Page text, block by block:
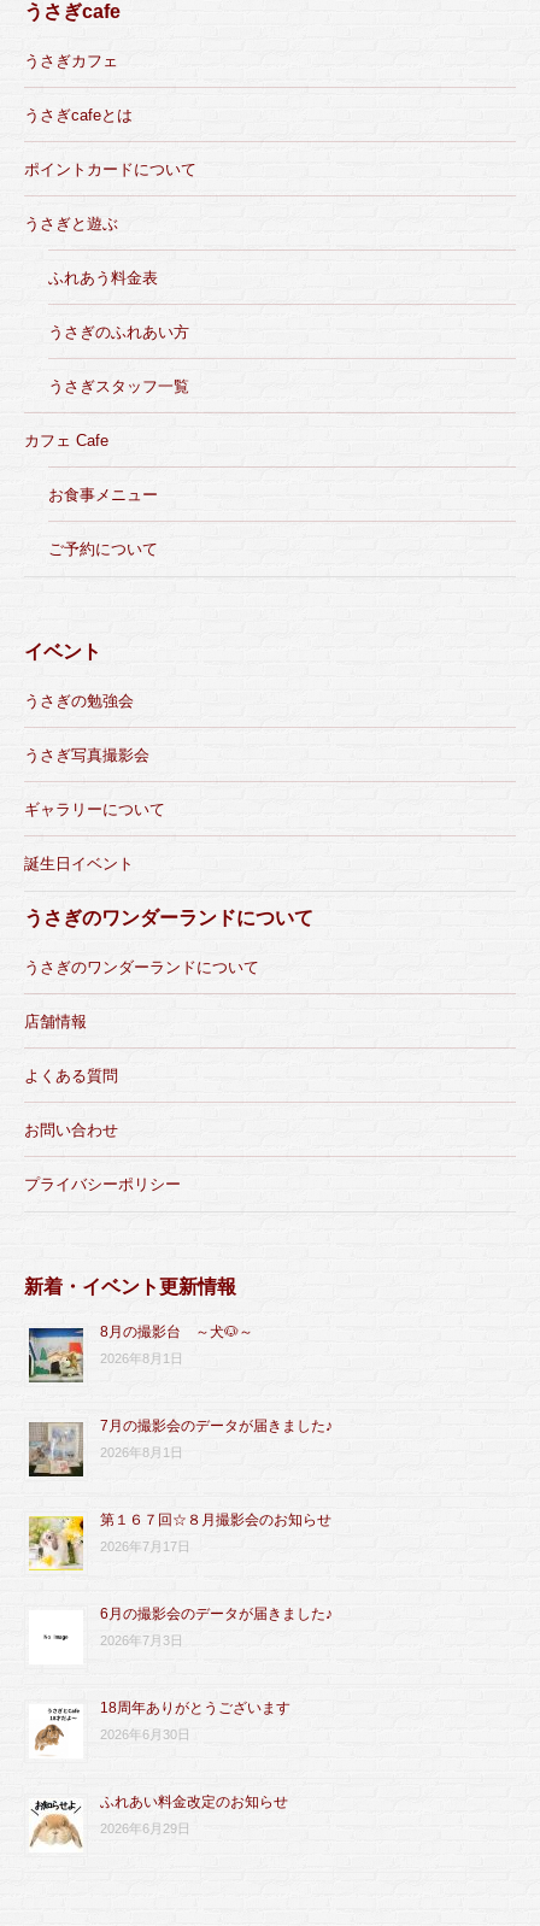
うさぎcafe
うさぎカフェ
うさぎcafeとは
ポイントカードについて
うさぎと遊ぶ
ふれあう料金表
うさぎのふれあい方
うさぎスタッフ一覧
カフェ Cafe
お食事メニュー
ご予約について
イベント
うさぎの勉強会
うさぎ写真撮影会
ギャラリーについて
誕生日イベント
うさぎのワンダーランドについて
うさぎのワンダーランドについて
店舗情報
よくある質問
お問い合わせ
プライバシーポリシー
新着・イベント更新情報
8月の撮影台 ～犬🐶～
2026年8月1日
7月の撮影会のデータが届きました♪
2026年8月1日
第１６７回☆８月撮影会のお知らせ
2026年7月17日
6月の撮影会のデータが届きました♪
2026年7月3日
18周年ありがとうございます
2026年6月30日
ふれあい料金改定のお知らせ
2026年6月29日